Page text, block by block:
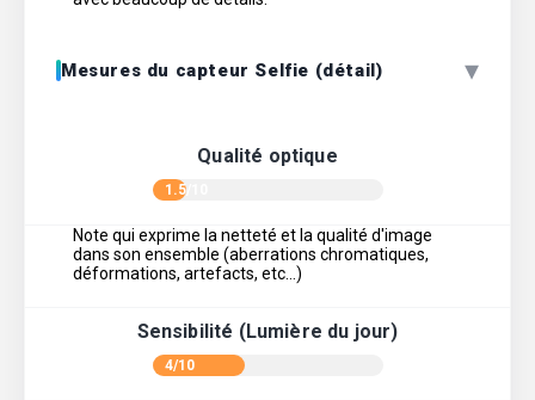
Mesures du capteur Selfie (détail) ▾
Qualité optique
1.5/10
Note qui exprime la netteté et la qualité d'image
dans son ensemble (aberrations chromatiques,
déformations, artefacts, etc…)
Sensibilité (Lumière du jour)
4/10